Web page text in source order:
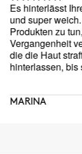
Es hinterlässt
und super weich.
Produkten zu tun,
Vergangenheit
die die Haut straff
hinterlassen, bis
MARINA